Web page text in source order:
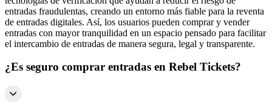
entradas fraudulentas, creando un entorno más fiable para la reventa
de entradas digitales. Así, los usuarios pueden comprar y vender
entradas con mayor tranquilidad en un espacio pensado para facilitar
el intercambio de entradas de manera segura, legal y transparente.
¿Es seguro comprar entradas en Rebel Tickets?